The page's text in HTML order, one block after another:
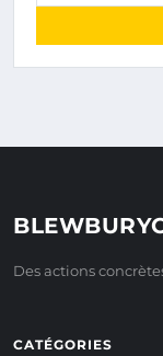
Des actions
CATÉGORIES